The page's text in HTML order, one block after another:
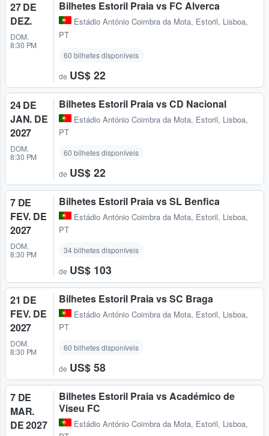
27 DE
DEZ.
DOM.
8:30 PM
Bilhetes Estoril Praia vs FC Alverca
Estádio António Coimbra da Mota, Estoril, Lisboa,
PT
60 bilhetes disponíveis
de US$ 22
24 DE
JAN. DE
2027
DOM.
8:30 PM
Bilhetes Estoril Praia vs CD Nacional
Estádio António Coimbra da Mota, Estoril, Lisboa,
PT
60 bilhetes disponíveis
de US$ 22
7 DE
FEV. DE
2027
DOM.
8:30 PM
Bilhetes Estoril Praia vs SL Benfica
Estádio António Coimbra da Mota, Estoril, Lisboa,
PT
34 bilhetes disponíveis
de US$ 103
21 DE
FEV. DE
2027
DOM.
8:30 PM
Bilhetes Estoril Praia vs SC Braga
Estádio António Coimbra da Mota, Estoril, Lisboa,
PT
60 bilhetes disponíveis
de US$ 58
7 DE
MAR.
DE 2027
Bilhetes Estoril Praia vs Académico de
Viseu FC
Estádio António Coimbra da Mota, Estoril, Lisboa,